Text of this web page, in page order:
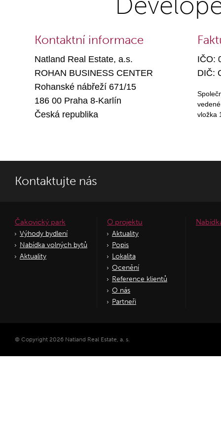
Kontaktní informace
Natland Real Estate, a.s.
ROHAN BUSINESS CENTER
Rohanské nábřeží 671/15
186 00 Praha 8-Karlín
Česká republika
IČO:
DIČ:
vložka
Kontaktujte nás
Čakovický park
Výhody bydlení
Nabídka volných bytů
Aktuality
O projektu
Aktuality
Popis
Lokalita
Ocenění
Reference klientů
O nás
Partneři
© Copyright 2026 Natland Real Estate, a. s.